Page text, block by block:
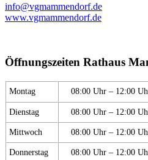
info@vgmammendorf.de
www.vgmammendorf.de
Öffnungszeiten Rathaus
Montag 08:00 Uhr – 12:00
Dienstag 08:00 Uhr – 12:00
Mittwoch 08:00 Uhr – 12:00
Donnerstag 08:00 Uhr – 12:00